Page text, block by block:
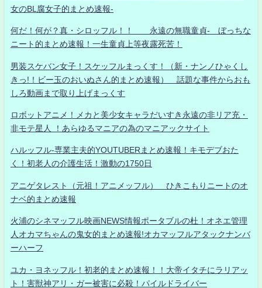
女のBL腐女子的まとめ速報-
何だ！何が？真・シロッフル！！ 永遠の無職童貞- ぼっちな
ニート的まとめ速報！一生童貞上等夜露死苦！
男装スケバン女子！スケッフルまっくす！（新・ナンノひゃくし
きっ!！ビー玉のおいぬさん的まとめ速報） 話題な事件からおも
しろ動画まで取り上げまっくす
ロボットアニメ！メカと美少女キャラだいすき永遠の非リア充・
非モテ星人 ！あらゆるマニアの為のマニアックサイト
ハルッフル-専業主夫的YOUTUBERまとめ速報！キモデブおた
く！初老人の介護生活！激動の1750日
アニゲタレスト（元祖！アニメッフル） ひきこもりニートのオ
ナベ的まとめ速報
火浦のシネマッフル映画NEWS情報ポータブルの杜！オネエ管理
人オカマちゃんの鬼女的まとめ速報!オカマッフルアタックナンバ
ーハーフ
ユカ・ヨネッフル！初老的まとめ速報！！大帝イタチにラリアッ
ト！害獣神アリ・ガー被害に必殺！パイルドライバー